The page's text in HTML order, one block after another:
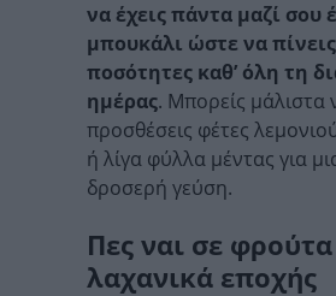
να έχεις πάντα μαζί σου
μπουκάλι ώστε να
ποσότητες καθ’ όλη τη
ημέρας. Μπορείς μάλιστα
προσθέσεις φέτες
ή λίγα φύλλα μέντας για
δροσερή γεύση.
Πες ναι σε
λαχανικά εποχής